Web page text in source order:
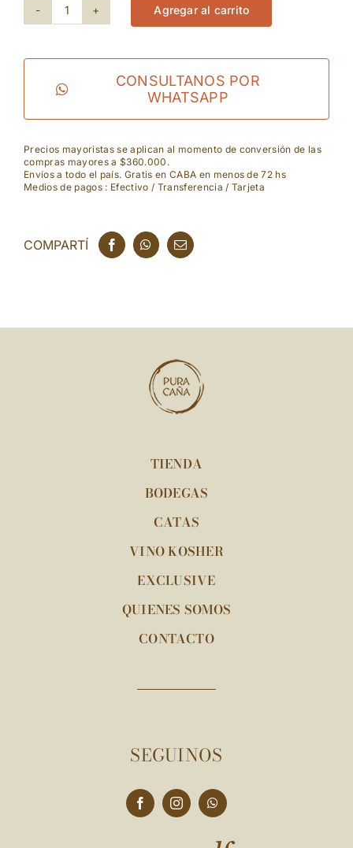
Binyamina
Reserve
Agregar al carrito
CONSULTANOS POR
WHATSAPP
Precios mayoristas se aplican al momento de conversión de las
compras mayores a $360.000.
Envíos a todo el país. Gratis en CABA en menos de 72 hs
Medios de pagos : Efectivo / Transferencia / Tarjeta
COMPARTÍ
TIENDA
BODEGAS
CATAS
VINO KOSHER
EXCLUSIVE
QUIENES SOMOS
CONTACTO
SEGUINOS